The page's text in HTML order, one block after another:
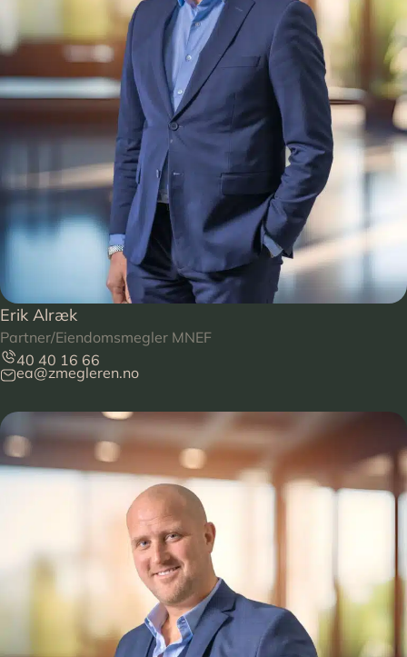
Erik Alræk
Partner/Eiendomsmegler MNEF
40 40 16 66
ea@zmegleren.no